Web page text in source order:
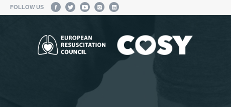
FOLLOW US